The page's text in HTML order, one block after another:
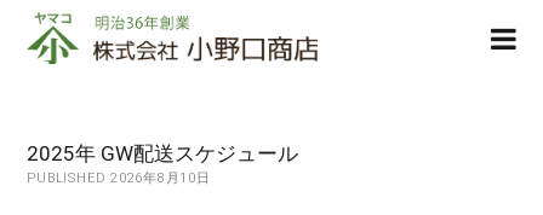
株
式
小
野
2025年 GW配送スケジュール
PUBLISHED 2026年8月10日